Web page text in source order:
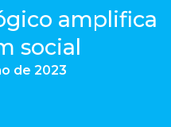
amplifica
social
de 2023